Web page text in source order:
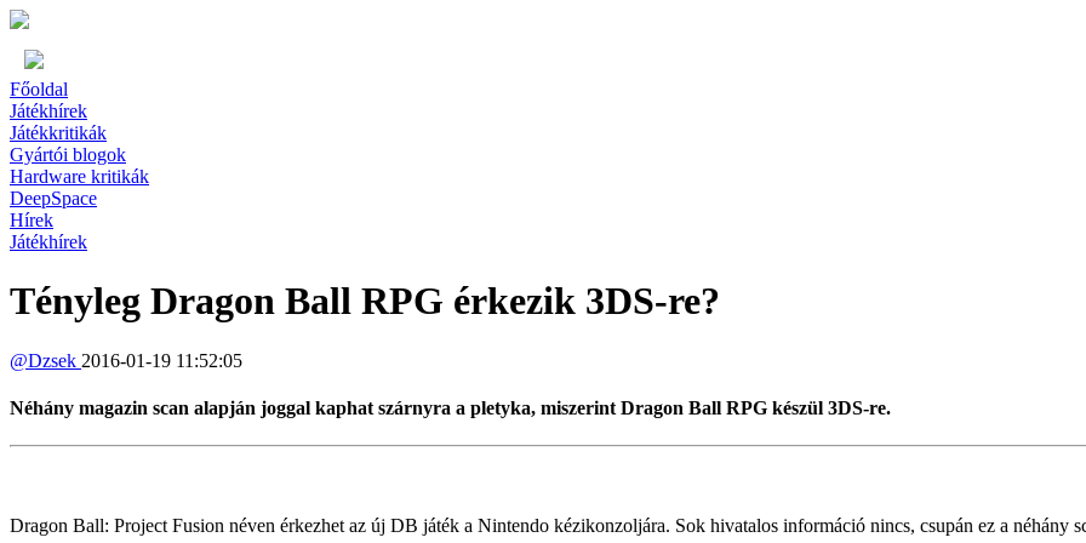
Főoldal
Játékhírek
Játékkritikák
Gyártói blogok
Hardware kritikák
DeepSpace
Hírek
Játékhírek
Tényleg Dragon Ball RPG érkezik 3DS-re?
@Dzsek 2016-01-19 11:52:05
Néhány magazin scan alapján joggal kaphat szárnyra a pletyka, miszerint Dragon Ball RPG készül 3DS-re.
Dragon Ball: Project Fusion néven érkezhet az új DB játék a Nintendo kézikonzoljára. Sok hivatalos információ nincs, csupán ez a néhány